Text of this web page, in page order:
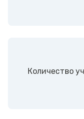
Количество